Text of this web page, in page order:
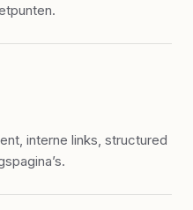
interne links, structured